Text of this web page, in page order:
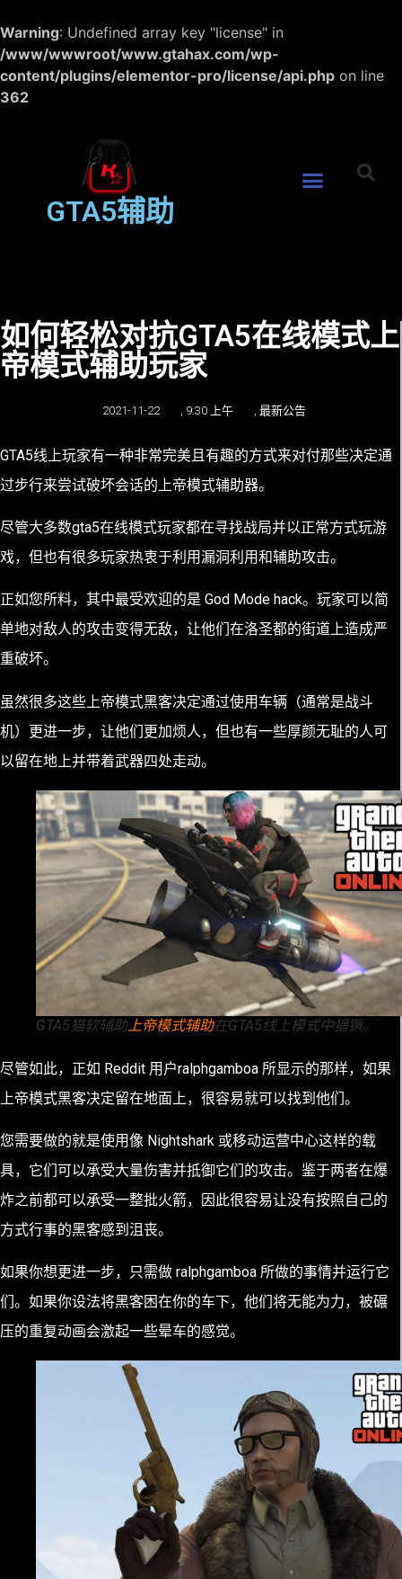
Warning: Undefined array key "license" in
/www/wwwroot/www.gtahax.com/wp-
content/plugins/elementor-pro/license/api.php on line
362
GTA5辅助
如何轻松对抗GTA5在线模式上
帝模式辅助玩家
2021-11-22 9:30 上午 最新公告
GTA5线上玩家有一种非常完美且有趣的方式来对付那些决定通
过步行来尝试破坏会话的上帝模式辅助器。
尽管大多数gta5在线模式玩家都在寻找战局并以正常方式玩游
戏，但也有很多玩家热衷于利用漏洞利用和辅助攻击。
正如您所料，其中最受欢迎的是 God Mode hack。玩家可以简
单地对敌人的攻击变得无敌，让他们在洛圣都的街道上造成严
重破坏。
虽然很多这些上帝模式黑客决定通过使用车辆（通常是战斗
机）更进一步，让他们更加烦人，但也有一些厚颜无耻的人可
以留在地上并带着武器四处走动。
GTA5猫软辅助上帝模式辅助在GTA5线上模式中猖獗。
尽管如此，正如 Reddit 用户ralphgamboa 所显示的那样，如果
上帝模式黑客决定留在地面上，很容易就可以找到他们。
您需要做的就是使用像 Nightshark 或移动运营中心这样的载
具，它们可以承受大量伤害并抵御它们的攻击。鉴于两者在爆
炸之前都可以承受一整批火箭，因此很容易让没有按照自己的
方式行事的黑客感到沮丧。
如果你想更进一步，只需做 ralphgamboa 所做的事情并运行它
们。如果你设法将黑客困在你的车下，他们将无能为力，被碾
压的重复动画会激起一些晕车的感觉。